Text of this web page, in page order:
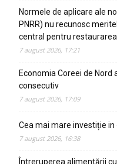
Normele de aplicare ale
PNRR) nu recunosc
central pentru
7 august 2026, 17:21
Economia Coreei de
consecutiv
7 august 2026, 17:09
Cea mai mare investiție
7 august 2026, 16:38
Întreruperea alimentării